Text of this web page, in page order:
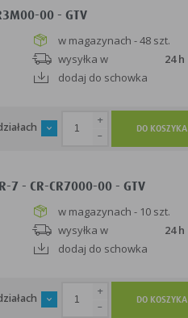
00 - GTV
w magazynach - 48 szt.
wysyłka w
24 h
dodaj do schowka
-
+
DO KOSZYKA
7 - CR-CR7000-00 - GTV
w magazynach - 10 szt.
wysyłka w
24 h
dodaj do schowka
-
+
DO KOSZYKA